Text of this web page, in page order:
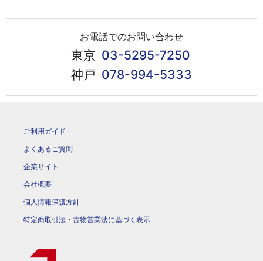
お電話でのお問い合わせ
東京 03-5295-7250
神戸 078-994-5333
ご利用ガイド
よくあるご質問
企業サイト
会社概要
個人情報保護方針
特定商取引法・古物営業法に基づく表示